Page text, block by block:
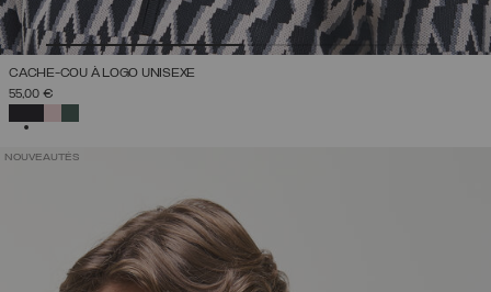
CACHE-COU À LOGO UNISEXE
55,00 €
NOUVEAUTÉS